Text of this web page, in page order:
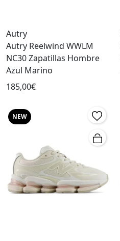
Autry
Autry Reelwind WWLM
NC30 Zapatillas Hombre
Azul Marino
185,00€
NEW